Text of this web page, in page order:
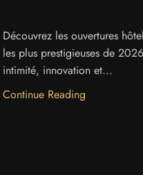
Découvrez les ouvertures
les plus prestigieuses de
intimité, innovation et...
Continue Reading